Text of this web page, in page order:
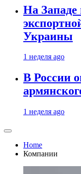
На Западе
Украины
1 неделя ago
В России
1 неделя ago
Home
Компании